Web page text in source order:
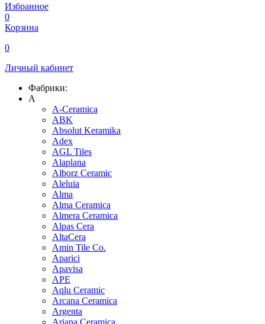
Избранное
0
Корзина
0
Личный кабинет
Фабрики:
A
A-Ceramica
ABK
Absolut Keramika
Adex
AGL Tiles
Alaplana
Alborz Ceramic
Aleluia
Alma
Alma Ceramica
Almera Ceramica
Alpas Cera
AltaCera
Amin Tile Co.
Aparici
Apavisa
APE
Aqlu Ceramic
Arcana Ceramica
Argenta
Ariana Ceramica